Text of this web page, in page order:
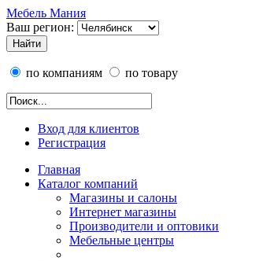
Мебель Мания
Ваш регион:
по компаниям по товару
Вход для клиентов
Регистрация
Главная
Каталог компаний
Магазины и салоны
Интернет магазины
Производители и оптовики
Мебельные центры